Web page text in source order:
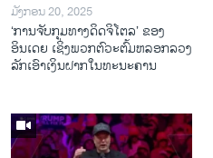
ມັງກອນ 20, 2025
‘ການຈັບກຸມທາງດິດຈິໂຕລ’ ຂອງ
ອິນເດຍ ເຊິ່ງພວກຕົວະຕົ້ມຫລອກລວງ
ລັກເອົາເງິນຝາກໃນທະນະຄານ